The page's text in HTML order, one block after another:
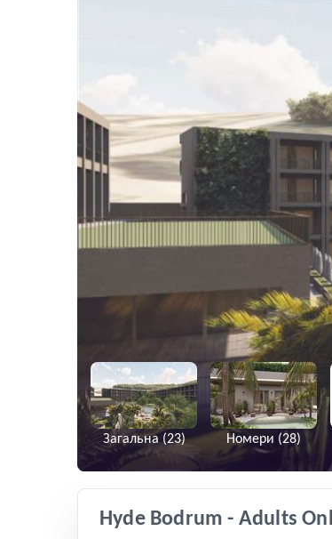
Загальна (23) Номери (28)
Hyde Bodrum - Adults